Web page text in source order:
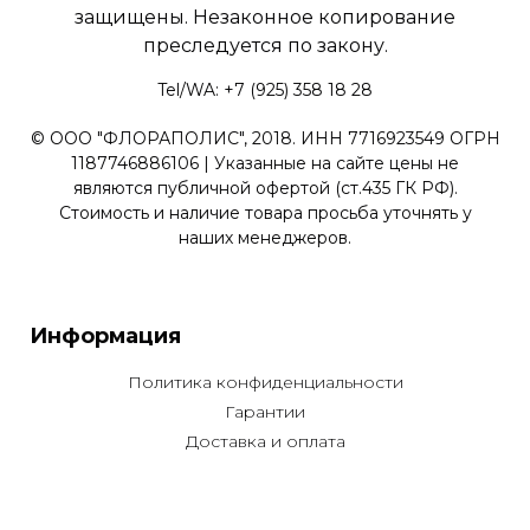
защищены. Незаконное копирование
преследуется по закону.
Tel/WA: +7 (925) 358 18 28
© ООО "ФЛОРАПОЛИС", 2018. ИНН 7716923549 ОГРН
1187746886106 | Указанные на сайте цены не
являются публичной офертой (ст.435 ГК РФ).
Стоимость и наличие товара просьба уточнять у
наших менеджеров.
Информация
Политика конфиденциальности
Гарантии
Доставка и оплата